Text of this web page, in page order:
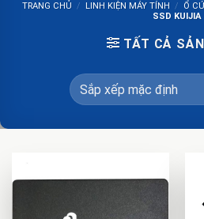
TRANG CHỦ / LINH KIỆN MÁY TÍNH / Ổ
SSD KUIJIA
TẤT CẢ